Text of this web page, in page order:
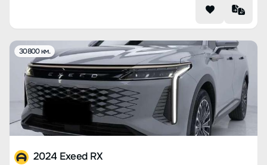
30800 км.
2024 Exeed RX